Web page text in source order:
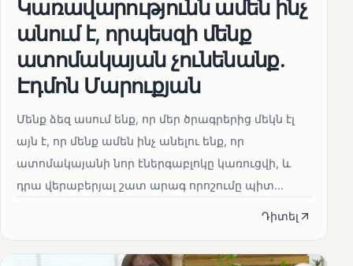
Կառավարությունն ամեն ինչ
անում է, որպեսզի մենք
ատոմակայան չունենանք․
Էդմոն Մարուքյան
Մենք ձեզ ասում ենք, որ մեր ծրագրերից մեկն էլ
այն է, որ մենք ամեն ինչ անելու ենք, որ
ատոմակայանի նոր էներգաբլոկը կառուցվի, և
դրա վերաբերյալ շատ արագ որոշումը պիտ...
Դիտել